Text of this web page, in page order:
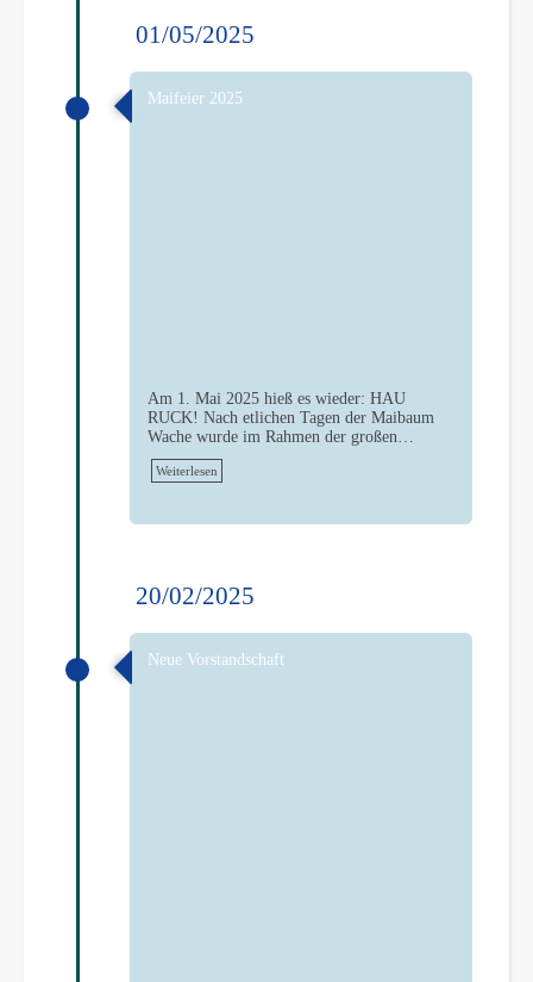
01/05/2025
Maifeier 2025
Am 1. Mai 2025 hieß es wieder: HAU
RUCK! Nach etlichen Tagen der Maibaum
Wache wurde im Rahmen der großen…
Weiterlesen
20/02/2025
Neue Vorstandschaft